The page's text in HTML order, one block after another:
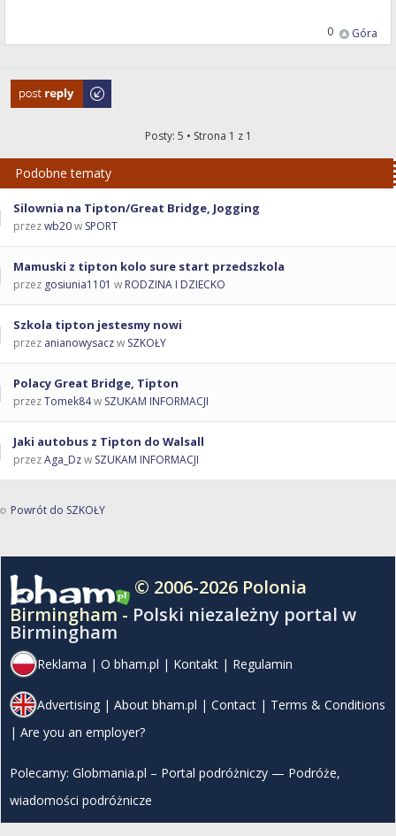
Góra
0
Odpowiedz
Posty: 5 • Strona 1 z 1
Podobne tematy
Silownia na Tipton/Great Bridge, Jogging
przezwb20w SPORT
Mamuski z tipton kolo sure start przedszkola
przez gosiunia1101 w RODZINA I DZIECKO
Szkola tipton jestesmy nowi
przez anianowysaczw SZKOŁY
Polacy Great Bridge, Tipton
przezTomek84w SZUKAM INFORMACJI
Jaki autobus z Tipton do Walsall
przezAga_Dzw SZUKAM INFORMACJI
Powrót do SZKOŁY
© 2006-2026 Polonia
Birmingham - Polski niezależny portal w
Birmingham
Reklama | O bham.pl | Kontakt | Regulamin
Advertising | About bham.pl | Contact | Terms & Conditions
| Are you an employer?
Polecamy: Globmania.pl – Portal podróżniczy — Podróże,
wiadomości podróżnicze